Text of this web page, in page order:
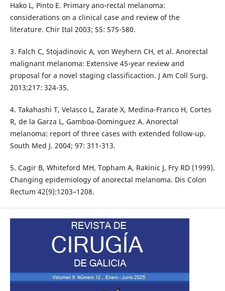
Hako L, Pinto E. Primary ano-rectal melanoma:
considerations on a clinical case and review of the
literature. Chir Ital 2003; 55: 575-580.
3. Falch C, Stojadinovic A, von Weyhern CH, et al. Anorectal
malignant melanoma: Extensive 45-year review and
proposal for a novel staging classificaction. J Am Coll Surg.
2013;217: 324-35.
4. Takahashi T, Velasco L, Zarate X, Medina-Franco H, Cortes
R, de la Garza L, Gamboa-Dominguez A. Anorectal
melanoma: report of three cases with extended follow-up.
South Med J. 2004; 97: 311-313.
5. Cagir B, Whiteford MH, Topham A, Rakinic J, Fry RD (1999).
Changing epidemiology of anorectal melanoma. Dis Colon
Rectum 42(9):1203–1208.